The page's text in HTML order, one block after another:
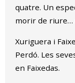
quatre. Un
morir de riure…
Xuriguera i
Perdó. Les
en Faixedas.